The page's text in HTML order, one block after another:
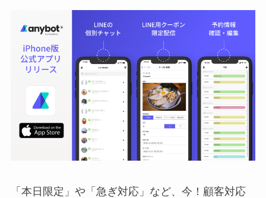
「本日限定」や「急ぎ対応」など、今！顧客対応